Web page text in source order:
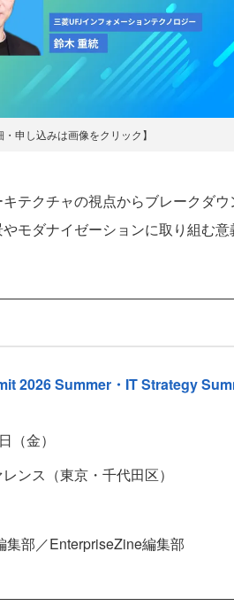
・申し込みは画像をクリック】
テクチャの視点からブレークダ
モダナイゼーションに取り組む
2026 Summer・IT Strategy
（金）
ンス（東京・千代田区）
部／EnterpriseZine編集部